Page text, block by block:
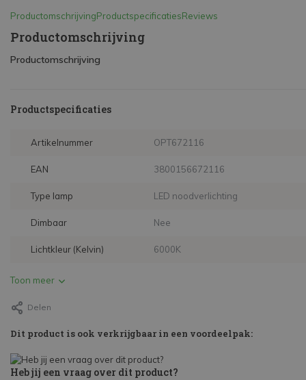
ProductomschrijvingProductspecificatiesReviews
Productomschrijving
Productomschrijving
Productspecificaties
Artikelnummer OPT672116
EAN 3800156672116
Type lamp LED noodverlichting
Dimbaar Nee
Lichtkleur (Kelvin) 6000K
Toon meer
Delen
Dit product is ook verkrijgbaar in een voordeelpak:
Heb jij een vraag over dit product?